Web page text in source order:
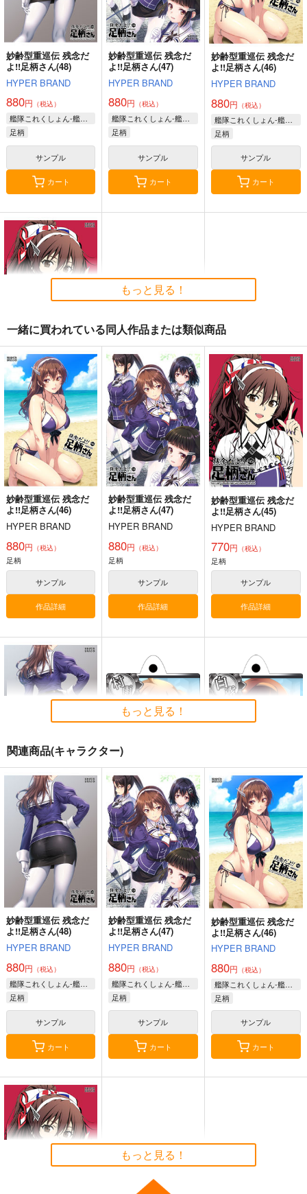
トンブリ
サンプル
カート
サンプル
カート
サンプル
カート
ゲームマスター響～リ
アル脱出ゲーム編～
さといも牧場
第六駆逐隊
サンプル
カート
＆ MANITOU
艦隊これくしょん-艦これ-
サンプル
カート
1,870円
サンプル
カート
艦これプロレス 四方
山話２
Mystic Lab
（税込）
艦隊これくしょん-艦これ-
サンプル
カート
艦これプロレス24
Mystic Lab
2,200円（税込）
天龍
那珂
サンプル
カート
去年ルノアール鎮守府
で～
Paradise of Thunder
（税込）
艦隊これくしょん-艦これ-
サンプル
カート
妙齢型重巡伝 残念だ
よ!!足柄さん(48)
HYPER BRAND
880 （税込）
艦隊これくしょん-艦これ-
足柄
サンプル
カート
ボクカワウソ戦隊ビッ
クセブン
Mystic Lab
660 （税込）
艦隊これくしょん-艦これ-
ボクカワウソ
長門
サンプル
カート
I/RO
めるくまある/ALL.
専売 1,100 円（税込）
艦隊これくしょん-艦これ-
呂500
島風
サンプル
カート
妙齢型重巡伝 残念だ
よ!!足柄さん(48)
HYPER BRAND
880円 （税込）
艦隊これくしょん-艦これ-
足柄
サンプル
カート
妙齢型重巡伝 残念だ
よ!!足柄さん(47)
HYPER BRAND
880円 （税込）
艦隊これくしょん-艦これ-
足柄
サンプル
カート
妙齢型重巡伝 残念だ
よ!!足柄さん(46)
HYPER BRAND
880円 （税込）
艦隊これくしょん-艦これ-
足柄
サンプル
カート
妙齢型重巡伝 残念だ
よ!!足柄さん(45)
HYPER BRAND
770円 （税込）
艦隊これくしょん-艦これ-
足柄
サンプル
カート
もっと見る！
一緒に買われている同人作品または類似商品
妙齢型重巡伝 残念だ
よ!!足柄さん(46)
HYPER BRAND
880円 （税込）
足柄
サンプル
作品詳細
妙齢型重巡伝 残念だ
よ!!足柄さん(47)
HYPER BRAND
880円 （税込）
足柄
サンプル
作品詳細
妙齢型重巡伝 残念だ
よ!!足柄さん(45)
HYPER BRAND
770円 （税込）
足柄
サンプル
作品詳細
妙齢型重巡伝 残念だ
よ!!足柄さん(48)
HYPER BRAND
880円（税込）
足柄
サンプル
作品詳細
白露型俺の嫁ストラッ
プ 村雨
STAR BERRY
495円（税込）
村雨
サンプル
作品詳細
白露型俺の嫁ストラッ
プ 白露
STAR BERRY
495円 （税込）
白露
サンプル
作品詳細
白露型俺の嫁ストラッ
プ 海風
STAR BERRY
495円（税込）
海風
サンプル
白露型俺の嫁ストラッ
江風
サンプル
作品詳細
白露型俺の嫁ストラッ
春雨
サンプル
もっと見る！
関連商品(キャラクター)
妙齢型重巡伝 残念だ
よ!!足柄さん(48)
HYPER BRAND
880円 （税込）
艦隊これくしょん-艦これ-
足柄
サンプル
カート
妙齢型重巡伝 残念だ
よ!!足柄さん(47)
HYPER BRAND
880円 （税込）
艦隊これくしょん-艦これ-
足柄
サンプル
カート
妙齢型重巡伝 残念だ
よ!!足柄さん(46)
HYPER BRAND
880円 （税込）
艦隊これくしょん-艦これ-
足柄
サンプル
カート
もっと見る！